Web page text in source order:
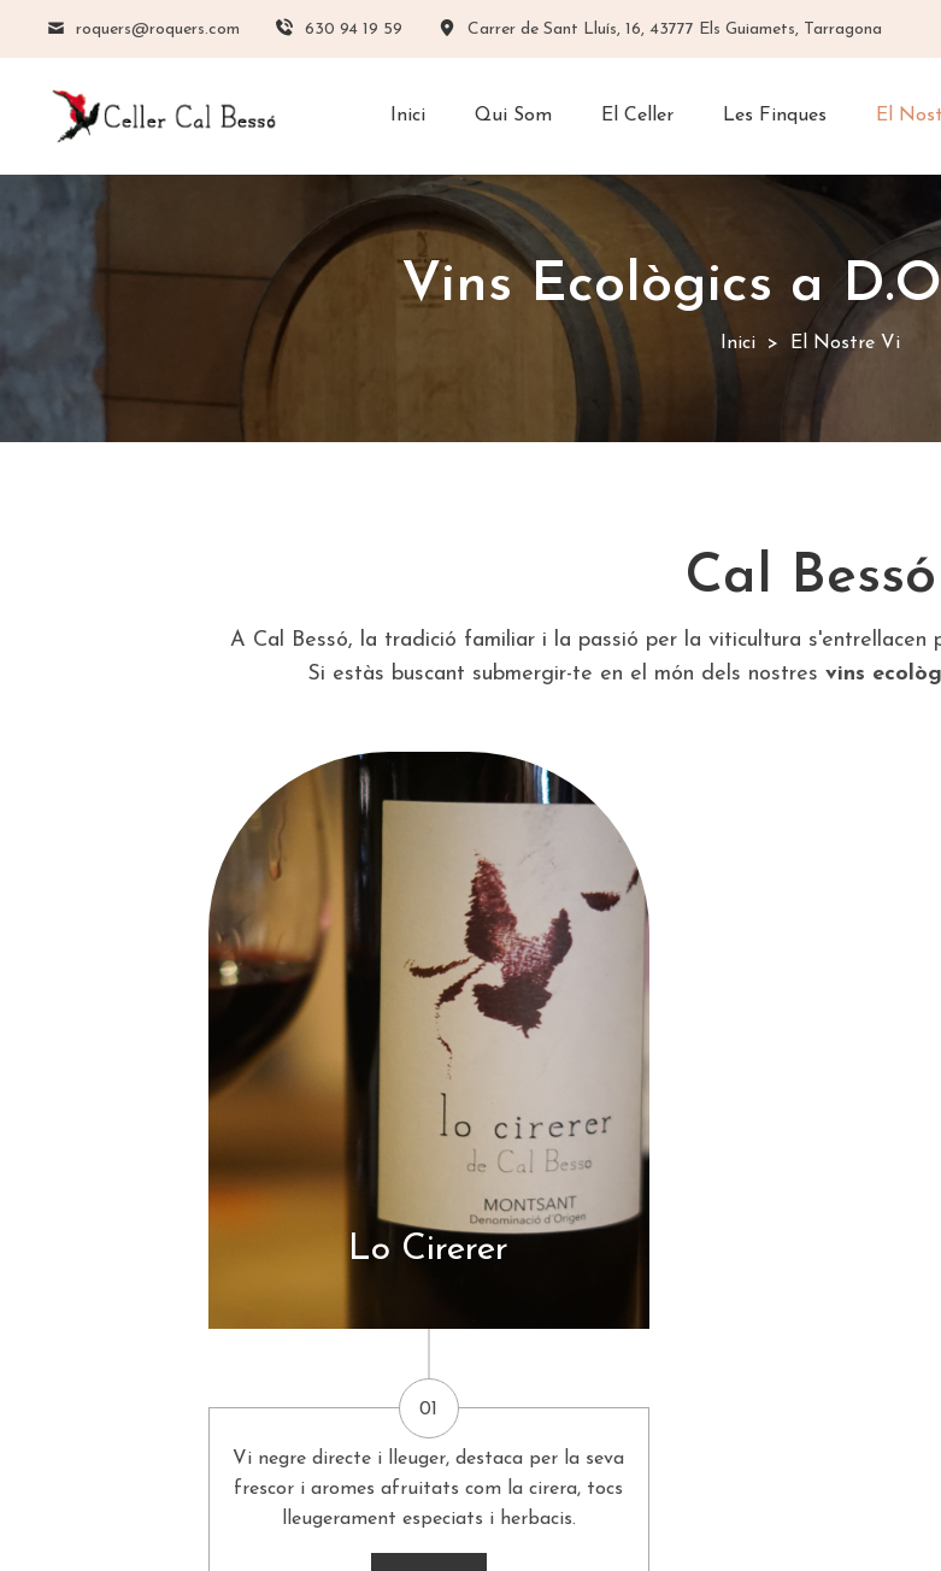
roquers@roquers.com 630 94 19 59 Carrer de Sant Lluís, 16, 43777 Els Guiamets, Tarragona
Inici Qui Som El Celler Les Finques El
Vins Ecològics a
Inici El Nostre Vi
Cal Bessó
A Cal Bessó, la tradició familiar i la passió per la viticultura s'entrellacen
Si estàs buscant submergir-te en el món dels nostres vins
Lo Cirerer
01
Vi negre directe i lleuger, destaca per la seva
frescor i aromes afruitats com la cirera, tocs
lleugerament especiats i herbacis.